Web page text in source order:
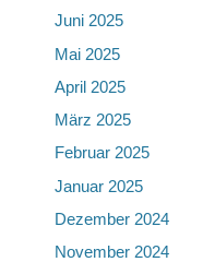
Juni 2025
Mai 2025
April 2025
März 2025
Februar 2025
Januar 2025
Dezember 2024
November 2024